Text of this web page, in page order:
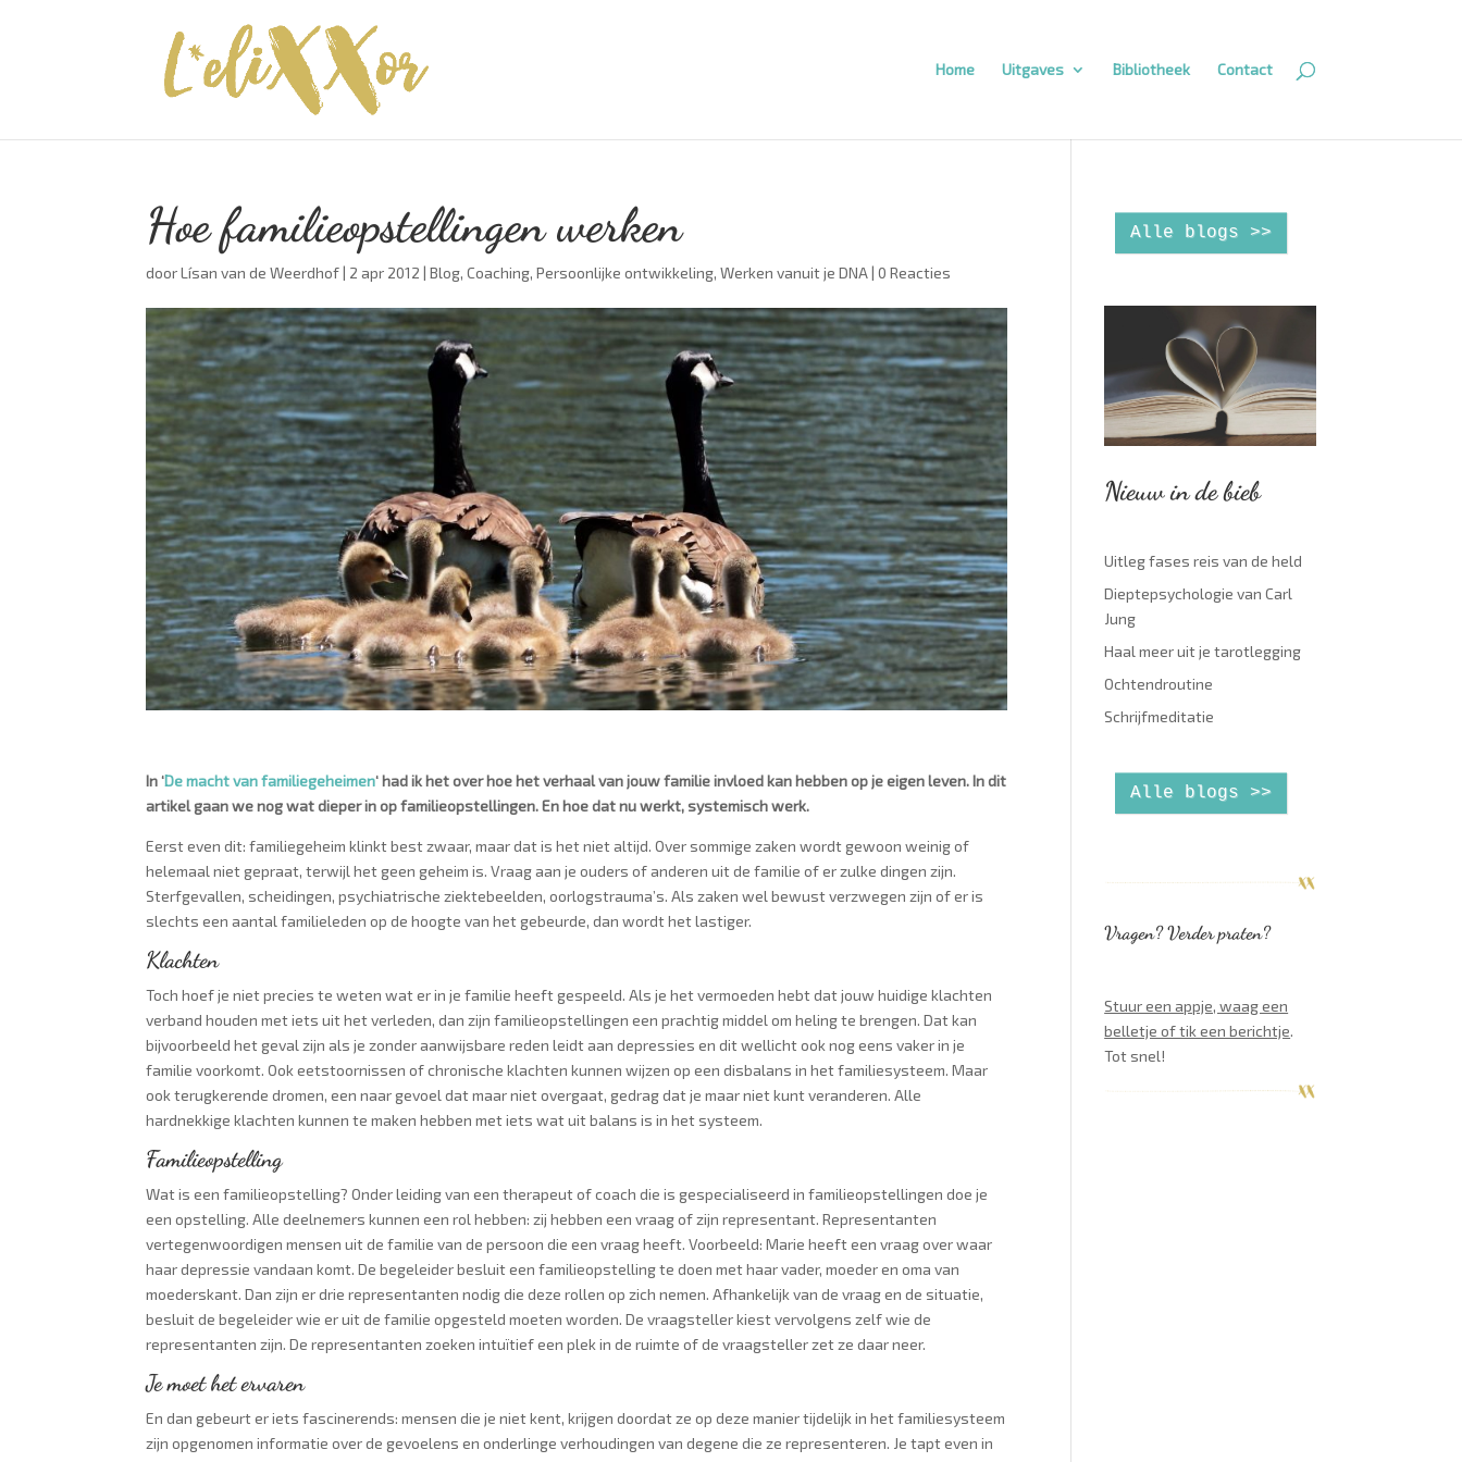
Home Uitgaves Bibliotheek Contact
Hoe familieopstellingen werken
doorLísan van de Weerdhof | 2 apr 2012 |Blog,Coaching,Persoonlijke ontwikkeling,Werken vanuit je DNA |0 Reacties
In ‘De macht van familiegeheimen‘ had ik het over hoe het verhaal van jouw familie invloed kan hebben op je eigen leven. In dit
artikel gaan we nog wat dieper in op familieopstellingen. En hoe dat nu werkt, systemisch werk.
Eerst even dit: familiegeheim klinkt best zwaar, maar dat is het niet altijd. Over sommige zaken wordt gewoon weinig of
helemaal niet gepraat, terwijl het geen geheim is. Vraag aan je ouders of anderen uit de familie of er zulke dingen zijn.
Sterfgevallen, scheidingen, psychiatrische ziektebeelden, oorlogstrauma’s. Als zaken wel bewust verzwegen zijn of er is
slechts een aantal familieleden op de hoogte van het gebeurde, dan wordt het lastiger.
Klachten
Toch hoef je niet precies te weten wat er in je familie heeft gespeeld. Als je het vermoeden hebt dat jouw huidige klachten
verband houden met iets uit het verleden, dan zijn familieopstellingen een prachtig middel om heling te brengen. Dat kan
bijvoorbeeld het geval zijn als je zonder aanwijsbare reden leidt aan depressies en dit wellicht ook nog eens vaker in je
familie voorkomt. Ook eetstoornissen of chronische klachten kunnen wijzen op een disbalans in het familiesysteem. Maar
ook terugkerende dromen, een naar gevoel dat maar niet overgaat, gedrag dat je maar niet kunt veranderen. Alle
hardnekkige klachten kunnen te maken hebben met iets wat uit balans is in het systeem.
Familieopstelling
Wat is een familieopstelling? Onder leiding van een therapeut of coach die is gespecialiseerd in familieopstellingen doe je
een opstelling. Alle deelnemers kunnen een rol hebben: zij hebben een vraag of zijn representant. Representanten
vertegenwoordigen mensen uit de familie van de persoon die een vraag heeft. Voorbeeld: Marie heeft een vraag over waar
haar depressie vandaan komt. De begeleider besluit een familieopstelling te doen met haar vader, moeder en oma van
moederskant. Dan zijn er drie representanten nodig die deze rollen op zich nemen. Afhankelijk van de vraag en de situatie,
besluit de begeleider wie er uit de familie opgesteld moeten worden. De vraagsteller kiest vervolgens zelf wie de
representanten zijn. De representanten zoeken intuïtief een plek in de ruimte of de vraagsteller zet ze daar neer.
Je moet het ervaren
En dan gebeurt er iets fascinerends: mensen die je niet kent, krijgen doordat ze op deze manier tijdelijk in het familiesysteem
zijn opgenomen informatie over de gevoelens en onderlinge verhoudingen van degene die ze representeren. Je tapt even in
Alle blogs >>
Nieuw in de bieb
Uitleg fases reis van de held
Dieptepsychologie van Carl
Jung
Haal meer uit je tarotlegging
Ochtendroutine
Schrijfmeditatie
Alle blogs >>
Vragen? Verder praten?
Stuur een appje, waag een
belletje of tik een berichtje.
Tot snel!